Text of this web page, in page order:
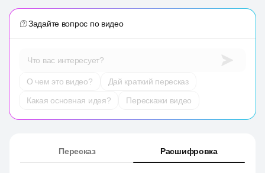
Задайте вопрос по видео
Что вас интересует?
О чем это видео?
Дай краткий пересказ
Какая основная идея?
Перескажи видео
Пересказ Расшифровка